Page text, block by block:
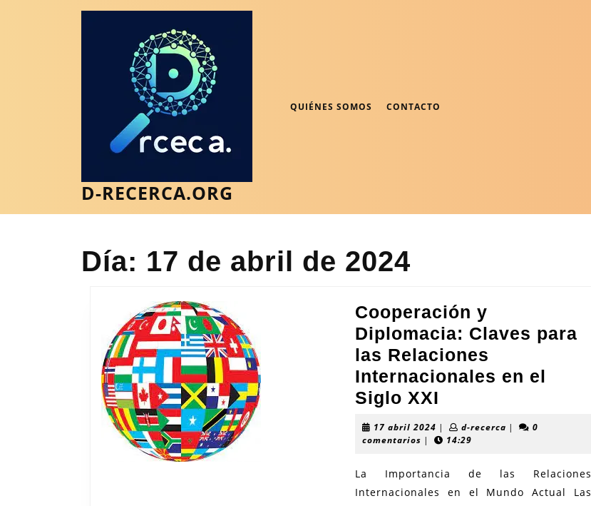
D-RECERCA.ORG
QUIÉNES SOMOS CONTACTO
Día: 17 de abril de 2024
Cooperación y
Diplomacia: Claves para
las Relaciones
Internacionales en el
Siglo XXI
Diplomacia:
para
17 abril 2024 17
abril
| d-recerca d-|
0
comentarios | 14:29
La Importancia de las Relaciones
Internacionales en el Mundo Actual Las